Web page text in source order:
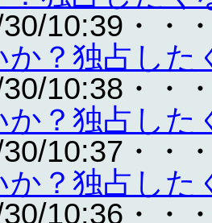
10:39・・
か？独占した
10:38・・
か？独占した
10:37・・
か？独占した
10:36・・